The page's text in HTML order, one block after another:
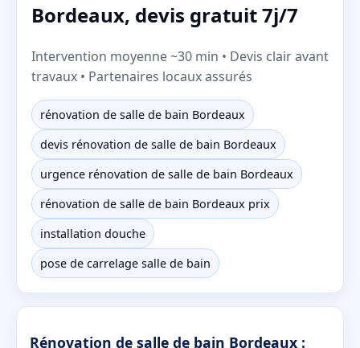
Bordeaux, devis gratuit 7j/7
Intervention moyenne ~30 min • Devis clair avant
travaux • Partenaires locaux assurés
rénovation de salle de bain Bordeaux
devis rénovation de salle de bain Bordeaux
urgence rénovation de salle de bain Bordeaux
rénovation de salle de bain Bordeaux prix
installation douche
pose de carrelage salle de bain
Rénovation de salle de bain Bordeaux :